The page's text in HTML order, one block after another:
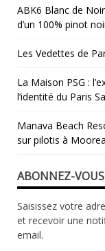
ABK6 Blanc de
d’un 100% pinot
Les Vedettes de
La Maison PSG :
l’identité du Paris
Manava Beach
sur pilotis à Moorea
ABONNEZ-
Saisissez votre
et recevoir une
email.